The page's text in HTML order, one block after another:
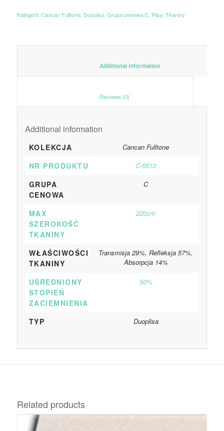
Kategorii: Cancan Fulltone, Duoplisy, Grupa cenowa C, Plisy, Tkaniny
						Additional information
Additional information
KOLEKCJA Cancan Fulltone
NR PRODUKTU C-5513
GRUPA
CENOWA
C
MAX
SZEROKOŚĆ
TKANINY
220cm
WŁAŚCIWOŚCI
TKANINY
Transmisja 29%, Refleksja 57%,
Absorpcja 14%
UŚREDNIONY
STOPIEŃ
ZACIEMNIENIA
50%
TYP Duoplisa
Related products